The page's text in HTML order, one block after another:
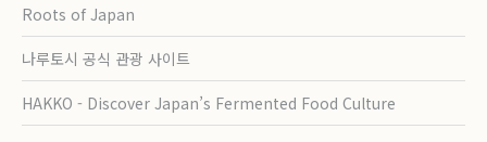
Roots of Japan
나루토시 공식 관광 사이트
HAKKO - Discover Japan’s Fermented Food Culture